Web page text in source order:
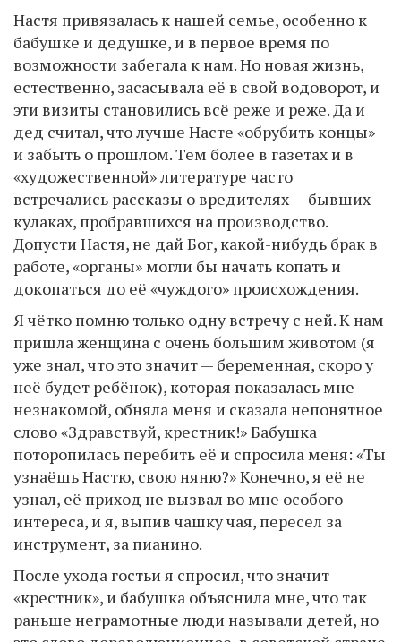
Настя привязалась к нашей семье, особенно к
бабушке и дедушке, и в первое время по
возможности забегала к нам. Но новая жизнь,
естественно, засасывала её в свой водоворот, и
эти визиты становились всё реже и реже. Да и
дед считал, что лучше Насте «обрубить концы»
и забыть о прошлом. Тем более в газетах и в
«художественной» литературе часто
встречались рассказы о вредителях — бывших
кулаках, пробравшихся на производство.
Допусти Настя, не дай Бог, какой-нибудь брак в
работе, «органы» могли бы начать копать и
докопаться до её «чуждого» происхождения.
Я чётко помню только одну встречу с ней. К нам
пришла женщина с очень большим животом (я
уже знал, что это значит — беременная, скоро у
неё будет ребёнок), которая показалась мне
незнакомой, обняла меня и сказала непонятное
слово «Здравствуй, крестник!» Бабушка
поторопилась перебить её и спросила меня: «Ты
узнаёшь Настю, свою няню?» Конечно, я её не
узнал, её приход не вызвал во мне особого
интереса, и я, выпив чашку чая, пересел за
инструмент, за пианино.
После ухода гостьи я спросил, что значит
«крестник», и бабушка объяснила мне, что так
раньше неграмотные люди называли детей, но